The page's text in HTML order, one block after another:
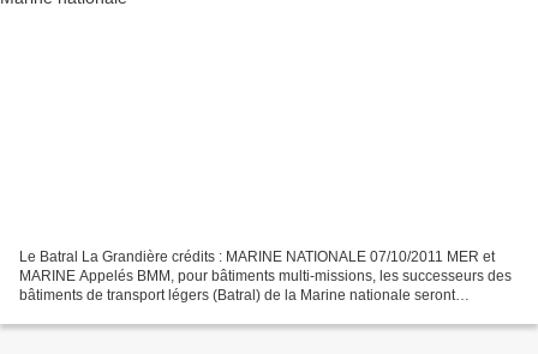
Le Batral La Grandière crédits : MARINE NATIONALE 07/10/2011 MER et
MARINE Appelés BMM, pour bâtiments multi-missions, les successeurs des
bâtiments de transport légers (Batral) de la Marine nationale seront